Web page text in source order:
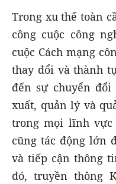
Trong xu thế toàn
công cuộc công
cuộc Cách mạng
thay đổi và thành
đến sự chuyển
xuất, quản lý và
trong mọi lĩnh vực
cũng tác động lớn
và tiếp cận thông
đó, truyền thông